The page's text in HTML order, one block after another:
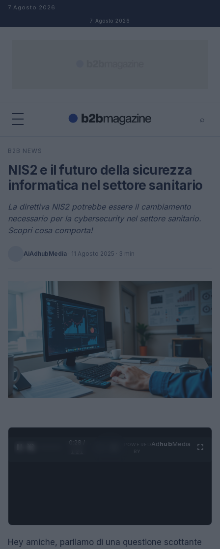
Salta al contenuto
7 Agosto 2026
7 Agosto 2026
⌕
Cerca
B2B NEWS
NIS2 e il futuro della sicurezza
informatica nel settore sanitario
La direttiva NIS2 potrebbe essere il cambiamento
necessario per la cybersecurity nel settore sanitario.
Scopri cosa comporta!
AiAdhubMedia · 11 Agosto 2025 · 3 min
0:29 /
AdhubMedia
Hey amiche, parliamo di una questione scottante